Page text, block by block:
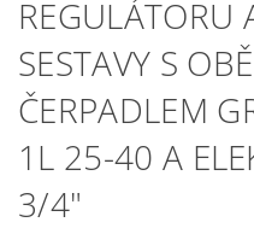
REGULÁTORU
SESTAVY S
ČERPADLEM
1L 25-40 A
3/4"